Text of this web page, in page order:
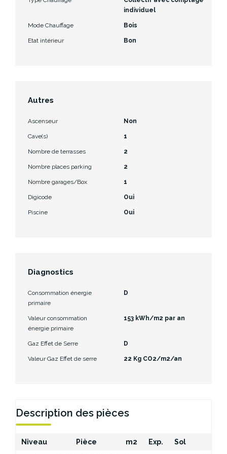
individuel
Mode Chauffage Bois
Etat intérieur Bon
Autres
Ascenseur Non
Cave(s) 1
Nombre de terrasses 2
Nombre places parking 2
Nombre garages/Box 1
Digicode Oui
Piscine Oui
Diagnostics
Consommation énergie
primaire
D
Valeur consommation
énergie primaire
153 kWh/m2 par an
Gaz Effet de Serre D
Valeur Gaz Effet de serre 22 Kg CO2/m2/an
Description des pièces
Niveau Pièce m2 Exp. Sol